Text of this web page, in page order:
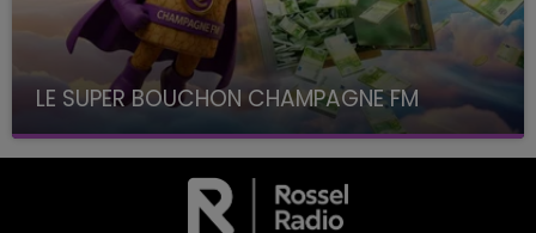
LE SUPER BOUCHON CHAMPAGNE FM
avec La Famille Champagne FM, à 8H10